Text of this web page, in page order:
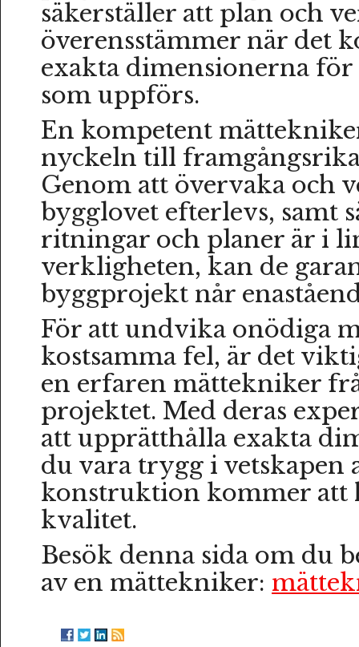
säkerställer att plan och
överensstämmer när det
exakta dimensionerna för
som uppförs.
En kompetent
nyckeln till
Genom att övervaka och
bygglovet efterlevs, samt
ritningar och planer är i
verkligheten, kan de
byggprojekt når
För att undvika onödiga
kostsamma fel, är det
en erfaren mättekniker
projektet. Med deras
att upprätthålla exakta
du vara trygg i vetskapen
konstruktion kommer att
kvalitet.
Besök denna sida om du
av en mättekniker: